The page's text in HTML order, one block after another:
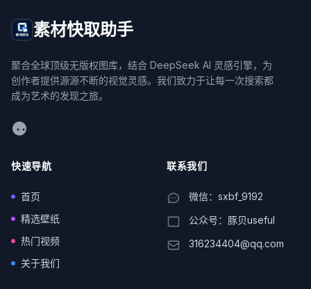
素材快取助手
聚合全球顶级无版权图库，结合 DeepSeek AI 灵感引擎，为
创作者提供源源不断的视觉灵感。我们致力于让每一次搜索都
成为艺术的发现之旅。
WeChat
快速导航
首页
精选壁纸
热门视频
关于我们
联系我们
微信：sxbf_9192
公众号：豚贝useful
316234404@qq.com